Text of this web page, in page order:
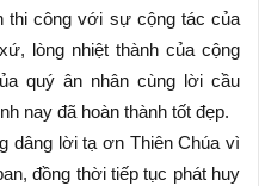
thi công với sự cộng tác của
lòng nhiệt thành của cộng
quý ân nhân cùng lời cầu
nay đã hoàn thành tốt đẹp.
dâng lời tạ ơn Thiên Chúa vì
đồng thời tiếp tục phát huy